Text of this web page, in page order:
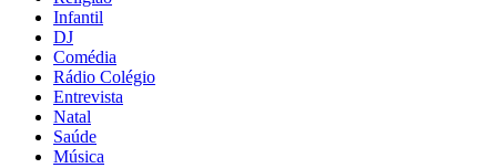
Infantil
DJ
Comédia
Rádio Colégio
Entrevista
Natal
Saúde
Música